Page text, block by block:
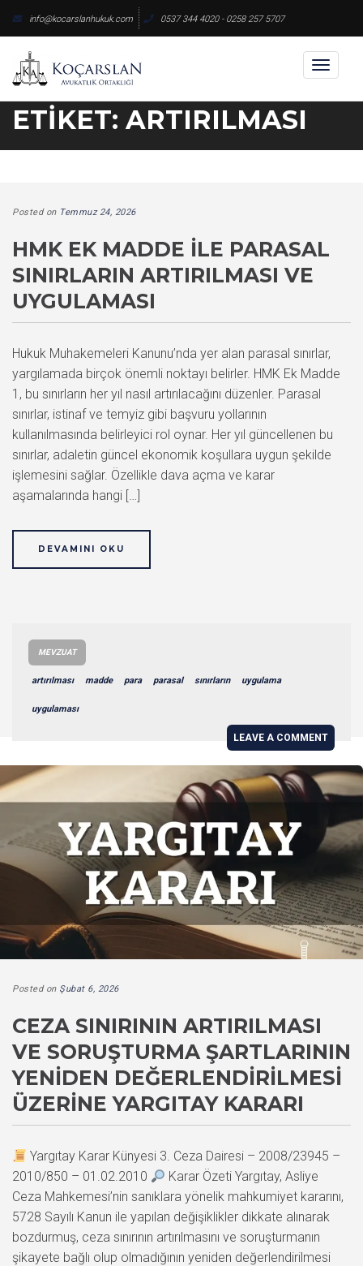
content
info@kocarslanhukuk.com 0537 344 4020 - 0258 257 5707
Toggle
ETIKET: ARTIRILMASI
Posted on Temmuz 24, 2026
HMK EK MADDE ILE PARASAL
SINIRLARIN ARTIRILMASI VE
UYGULAMASI
Hukuk Muhakemeleri Kanunu’nda yer alan parasal sınırlar,
yargılamada birçok önemli noktayı belirler. HMK Ek Madde
1, bu sınırların her yıl nasıl artırılacağını düzenler. Parasal
sınırlar, istinaf ve temyiz gibi başvuru yollarının
kullanılmasında belirleyici rol oynar. Her yıl güncellenen bu
sınırlar, adaletin güncel ekonomik koşullara uygun şekilde
işlemesini sağlar. Özellikle dava açma ve karar
aşamalarında hangi […]
DEVAMINI OKU
MEVZUAT
artırılması madde para parasal sınırların uygulama
uygulaması
LEAVE A COMMENT
Posted on Şubat 6, 2026
CEZA SINIRININ ARTIRILMASI
VE SORUŞTURMA ŞARTLARININ
YENIDEN DEĞERLENDIRILMESI
ÜZERINE YARGITAY KARARI
Yargıtay Karar Künyesi 3. Ceza Dairesi – 2008/23945 –
2010/850 – 01.02.2010
Karar Özeti Yargıtay, Asliye
Ceza Mahkemesi’nin sanıklara yönelik mahkumiyet kararını,
5728 Sayılı Kanun ile yapılan değişiklikler dikkate alınarak
bozdurmuş, ceza sınırının artırılmasını ve soruşturmanın
şikayete bağlı olup olmadığının yeniden değerlendirilmesi